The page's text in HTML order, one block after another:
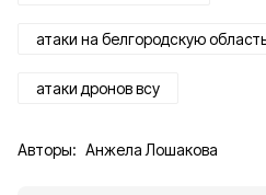
атаки на белгородскую
атаки дронов всу
Авторы: Анжела Лошакова